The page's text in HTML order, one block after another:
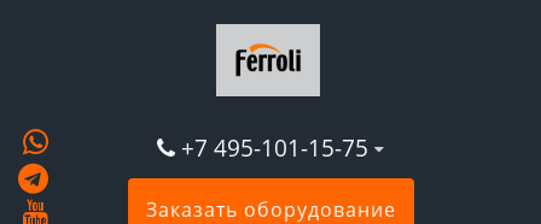
+7 495-101-15-75
Заказать оборудование